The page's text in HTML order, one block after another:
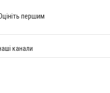
першим
канали